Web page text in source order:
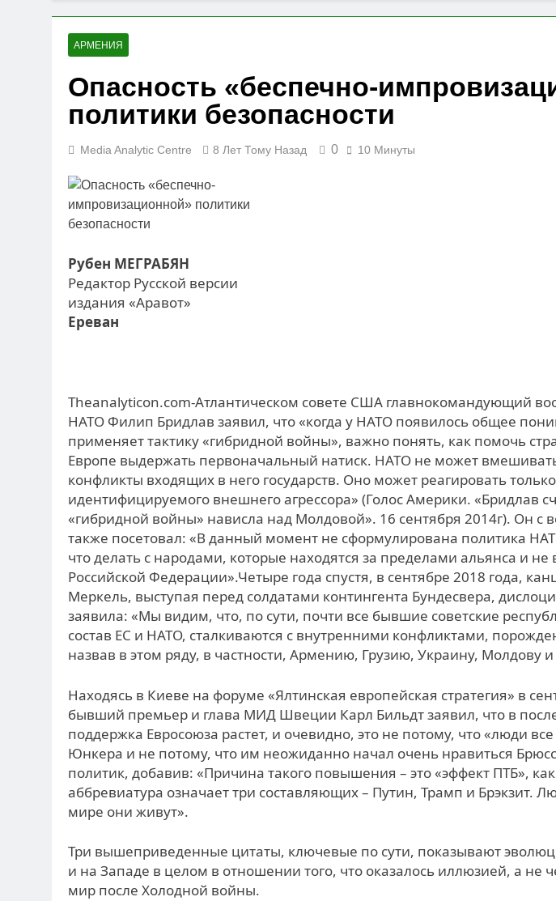
АРМЕНИЯ
Опасность «беспечно-
политики безопасности
Media Analytic Centre 8 Лет Тому Назад 0 10 Минуты
Рубен МЕГРАБЯН
Редактор Русской версии
издания «Аравот»
Ереван
Theanalyticon.com-Атлантическом совете США главнокомандующий
НАТО Филип Бридлав заявил, что «когда у НАТО появилось общее
применяет тактику «гибридной войны», важно понять, как помочь
Европе выдержать первоначальный натиск. НАТО не может
конфликты входящих в него государств. Оно может реагировать
идентифицируемого внешнего агрессора» (Голос Америки. «Бридлав
«гибридной войны» нависла над Молдовой». 16 сентября 2014г). Он с
также посетовал: «В данный момент не сформулирована политика
что делать с народами, которые находятся за пределами альянса и не
Российской Федерации».Четыре года спустя, в сентябре 2018 года,
Меркель, выступая перед солдатами контингента Бундесвера,
заявила: «Мы видим, что, по сути, почти все бывшие советские
состав ЕС и НАТО, сталкиваются с внутренними конфликтами,
назвав в этом ряду, в частности, Армению, Грузию, Украину, Молдову
Находясь в Киеве на форуме «Ялтинская европейская стратегия» в
бывший премьер и глава МИД Швеции Карл Бильдт заявил, что в
поддержка Евросоюза растет, и очевидно, это не потому, что «люди
Юнкера и не потому, что им неожиданно начал очень нравиться
политик, добавив: «Причина такого повышения – это «эффект ПТБ»,
аббревиатура означает три составляющих – Путин, Трамп и Брэкзит.
мире они живут».
Три вышеприведенные цитаты, ключевые по сути, показывают
и на Западе в целом в отношении того, что оказалось иллюзией, а не
мир после Холодной войны.